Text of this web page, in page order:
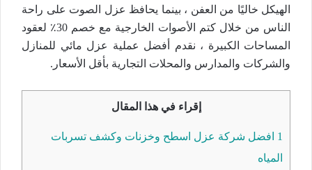
الهيكل خاليًا من العفن ، بينما يحافظ عزل الصوت على راحة
الناس من خلال كتم الأصوات الخارجية مع خصم 30٪ لعقود
المساحات الكبيرة ، نقدم أفضل عملية عزل مائي للمنازل
والشركات والمدارس والمحلات التجارية بأقل الأسعار.
إقراء في هذا المقال
1 افضل شركة عزل اسطح وخزنات وكشف تسربات
المياه